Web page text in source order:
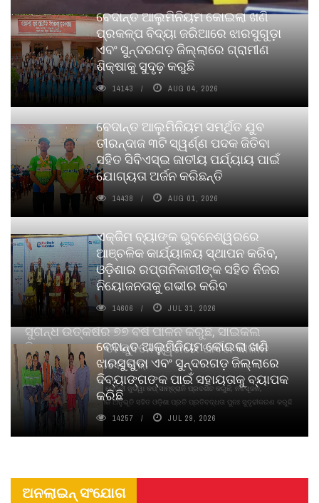
ସୁଗନ୍ଧ ଉତ୍କର୍ଷର ୭୭ ବର୍ଷ ପାଳନ କରୁଛି, ସାଇକଲ
ପିୟୋର୍‌ ଅଗରବତୀ ଭୁବନେଶ୍ୱରରେ ପାର୍ବଣ କାଳୀନ
ନବସୃଜନ ଉନ୍ମୋଚନ କଲା
ବାଉଁଶ ବିହୀନ କଠିନ ଧୂପ ଏବଂ ମେଦିନୀ ଜୁଡୱା କପ୍‌ ସାମ୍ବ୍ରାନି ପ୍ରଦର୍ଶିତ କରୁଛି; ନବସୃଜନ,
ଦୀର୍ଘସ୍ଥାୟିତା ଏବଂ ଆଧ୍ୟାତ୍ମିକ ଅନୁଭୂତି ସହିତ ଓଡ଼ିଶା ପ୍ରତି ପ୍ରତିବଦ୍ଧତା ପୁନଃ ସୁଦୃଢୀକରଣ କରୁଛି
ବେଦାନ୍ତ ଆଲୁମିନିୟମ କୋଇଲା ଖଣି
ପ୍ରକଳ୍ପ ବିଦ୍ୟା ଜରିଆରେ ଝାରସୁଗୁଡ଼ା
ଏବଂ ସୁନ୍ଦରଗଡ଼ ଜିଲ୍ଲାରେ ଗ୍ରାମୀଣ
ଶିକ୍ଷାକୁ ସୁଦୃଢ଼ କରୁଛି
14143 AUG 04, 2026
ବେଦାନ୍ତ ଆଲୁମିନିୟମ ସମର୍ଥିତ ଯୁବ
ତୀରନ୍ଦାଜ ୩ଟି ସ୍ୱର୍ଣ୍ଣ ପଦକ ଜିତିବା
ସହିତ ସିବିଏସ୍ଇ ଜାତୀୟ ପର୍ଯ୍ୟାୟ ପାଇଁ
ଯୋଗ୍ୟତା ଅର୍ଜନ କରିଛନ୍ତି
14438 AUG 01, 2026
ଏକ୍ଜିମ ବ୍ୟାଙ୍କ ଭୁବନେଶ୍ୱରରେ
ଆଞ୍ଚଳିକ କାର୍ଯ୍ୟାଳୟ ସ୍ଥାପନ କରିବ,
ଓଡ଼ିଶାର ରପ୍ତାନିକାରୀଙ୍କ ସହିତ ନିଜର
ନିୟୋଜନତାକୁ ଗଭୀର କରିବ
14606 JUL 31, 2026
ବେଦାନ୍ତ ଆଲୁମିନିୟମ କୋଇଲା ଖଣି
ଝାରସୁଗୁଡା ଏବଂ ସୁନ୍ଦରଗଡ଼ ଜିଲ୍ଲାରେ
ଦିବ୍ୟାଙ୍ଗଙ୍କ ପାଇଁ ସହାୟତାକୁ ବ୍ୟାପକ
କରିଛି
14257 JUL 29, 2026
ଅନଲାଇନ୍ ସଂଯୋଗ